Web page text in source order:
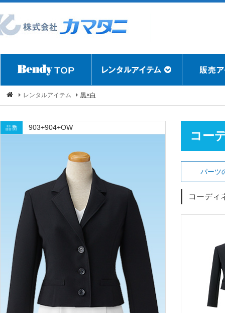
レンタルアイテム 黒×白
品番 903+904+OW
コー
パーツ
コーディ